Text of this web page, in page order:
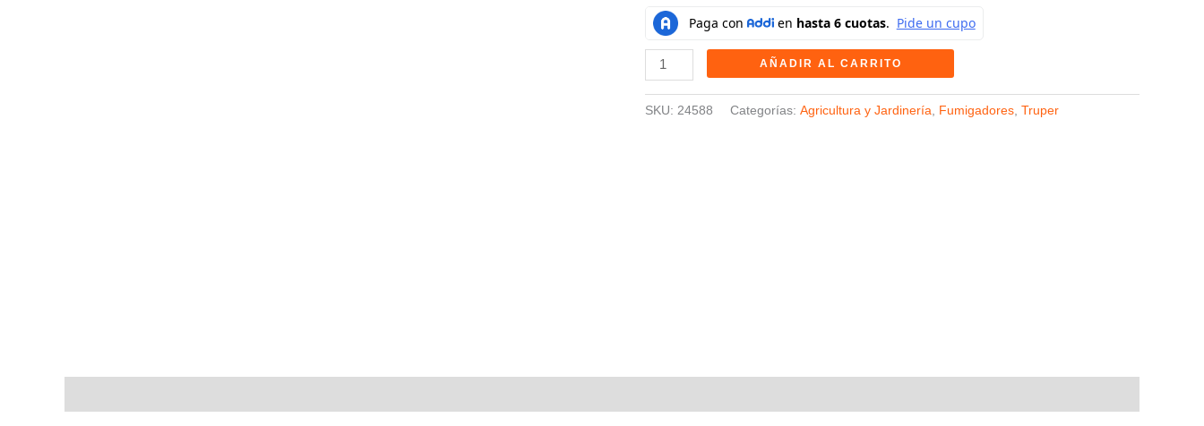
AÑADIR AL CARRITO
SKU: 24588 Categorías: Agricultura y Jardinería, Fumigadores, Truper